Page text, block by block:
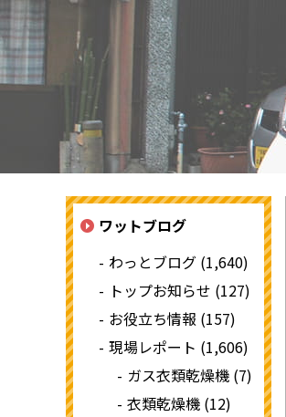
ワットブログ
わっとブログ (1,640)
トップお知らせ (127)
お役立ち情報 (157)
現場レポート (1,606)
ガス衣類乾燥機 (7)
衣類乾燥機 (12)